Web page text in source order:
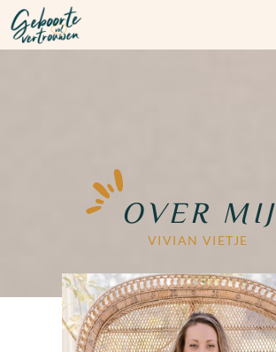
OVER MIJ
VIVIAN VIETJE